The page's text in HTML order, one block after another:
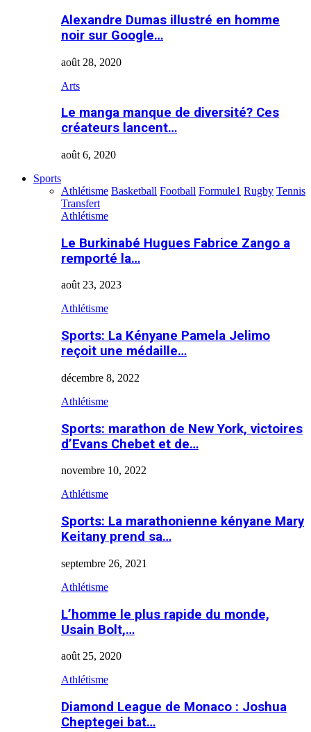
Alexandre Dumas illustré en homme
noir sur Google…
août 28, 2020
Arts
Le manga manque de diversité? Ces
créateurs lancent…
août 6, 2020
Sports
Athlétisme Basketball Football Formule1 Rugby Tennis
Transfert
Athlétisme
Le Burkinabé Hugues Fabrice Zango a
remporté la…
août 23, 2023
Athlétisme
Sports: La Kényane Pamela Jelimo
reçoit une médaille…
décembre 8, 2022
Athlétisme
Sports: marathon de New York, victoires
d’Evans Chebet et de…
novembre 10, 2022
Athlétisme
Sports: La marathonienne kényane Mary
Keitany prend sa…
septembre 26, 2021
Athlétisme
L’homme le plus rapide du monde,
Usain Bolt,…
août 25, 2020
Athlétisme
Diamond League de Monaco : Joshua
Cheptegei bat…